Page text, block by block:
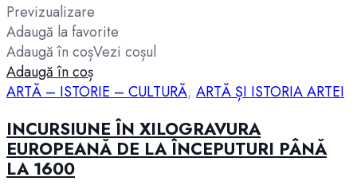
Previzualizare
Adaugă la favorite
Adaugă în coșVezi coșul
Adaugă în coș
ARTĂ – ISTORIE – CULTURĂ, ARTĂ ȘI ISTORIA ARTEI
INCURSIUNE ÎN XILOGRAVURA
EUROPEANĂ DE LA ÎNCEPUTURI PÂNĂ
LA 1600